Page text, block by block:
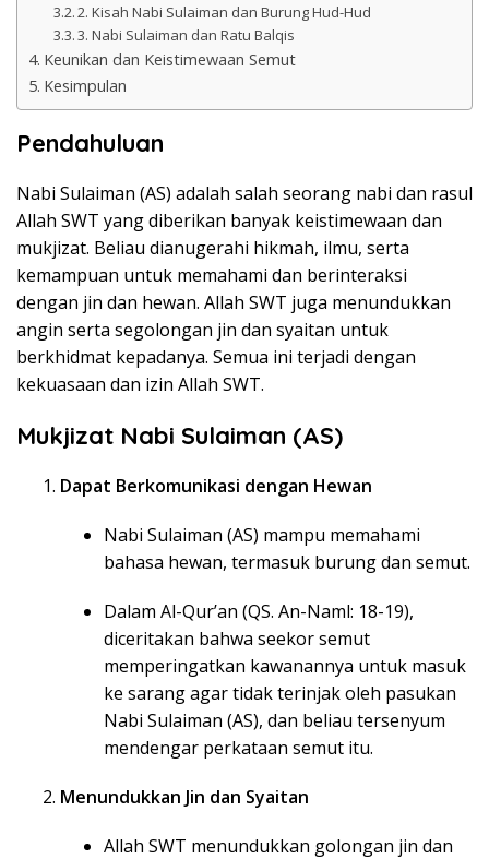
2. Kisah Nabi Sulaiman dan Burung Hud-Hud
3. Nabi Sulaiman dan Ratu Balqis
Keunikan dan Keistimewaan Semut
Kesimpulan
Pendahuluan
Nabi Sulaiman (AS) adalah salah seorang nabi dan rasul
Allah SWT yang diberikan banyak keistimewaan dan
mukjizat. Beliau dianugerahi hikmah, ilmu, serta
kemampuan untuk memahami dan berinteraksi
dengan jin dan hewan. Allah SWT juga menundukkan
angin serta segolongan jin dan syaitan untuk
berkhidmat kepadanya. Semua ini terjadi dengan
kekuasaan dan izin Allah SWT.
Mukjizat Nabi Sulaiman (AS)
Dapat Berkomunikasi dengan Hewan
Nabi Sulaiman (AS) mampu memahami
bahasa hewan, termasuk burung dan semut.
Dalam Al-Qur’an (QS. An-Naml: 18-19),
diceritakan bahwa seekor semut
memperingatkan kawanannya untuk masuk
ke sarang agar tidak terinjak oleh pasukan
Nabi Sulaiman (AS), dan beliau tersenyum
mendengar perkataan semut itu.
Menundukkan Jin dan Syaitan
Allah SWT menundukkan golongan jin dan